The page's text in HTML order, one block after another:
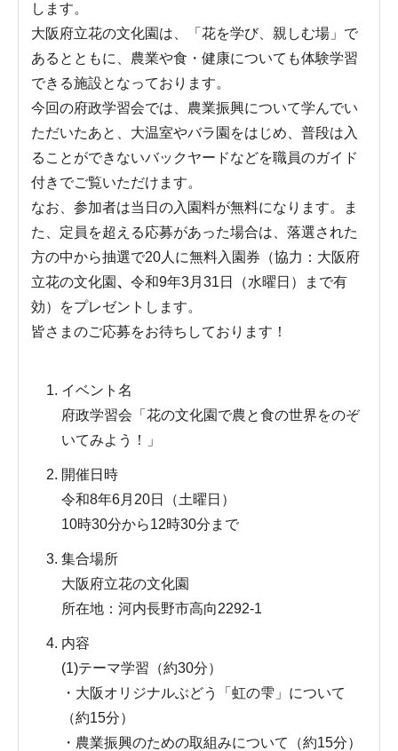
します。
大阪府立花の文化園は、「花を学び、親しむ場」で
あるとともに、農業や食・健康についても体験学習
できる施設となっております。
今回の府政学習会では、農業振興について学んでい
ただいたあと、大温室やバラ園をはじめ、普段は入
ることができないバックヤードなどを職員のガイド
付きでご覧いただけます。
なお、参加者は当日の入園料が無料になります。ま
た、定員を超える応募があった場合は、落選された
方の中から抽選で20人に無料入園券（協力：大阪府
立花の文化園 、 令和9年3月31日（水曜日）まで有
効）をプレゼントします。
皆さまのご応募をお待ちしております！
イベント名
府政学習会「花の文化園で農と食の世界をのぞ
いてみよう！」
開催日時
令和8年6月20日（土曜日）
10時30分から12時30分まで
集合場所
大阪府立花の文化園
所在地：河内長野市高向2292-1
内容
(1)テーマ学習（約30分）
・大阪オリジナルぶどう「虹の雫」について
（約15分）
・農業振興のための取組みについて（約15分）